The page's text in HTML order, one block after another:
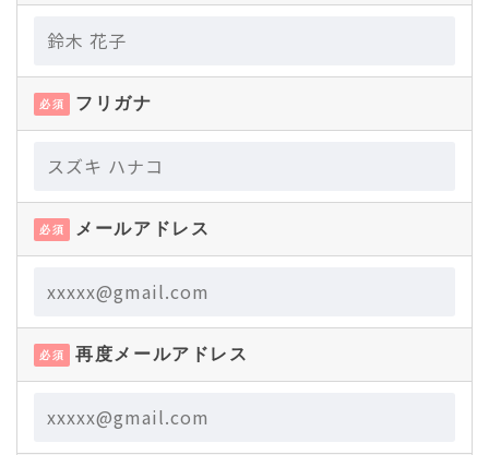
必須 フリガナ
必須 メールアドレス
必須 再度メールアドレス